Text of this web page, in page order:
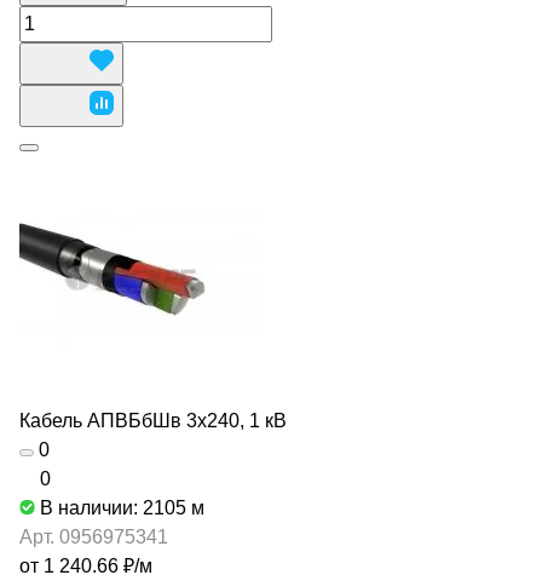
Кабель АПВБбШв 3х240, 1 кВ
0
0
В наличии: 2105 м
Арт. 0956975341
от 1 240.66 ₽/м